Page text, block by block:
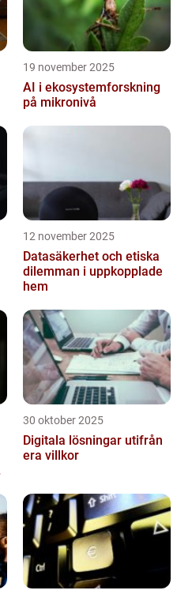
19 november 2025
AI i ekosystemforskning
på mikronivå
12 november 2025
Datasäkerhet och etiska
dilemman i uppkopplade
hem
30 oktober 2025
Digitala lösningar utifrån
era villkor